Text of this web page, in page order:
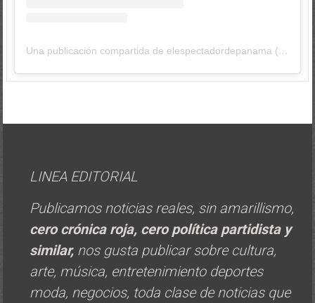
Una publicación compartida de elespectadordepanama (@elespectadordepanama)
LINEA EDITORIAL
Publicamos noticias reales, sin amarillismo,
cero crónica roja, cero política partidista y
similar, nos gusta publicar sobre cultura,
arte, música, entretenimiento deportes
moda, negocios, toda clase de noticias que